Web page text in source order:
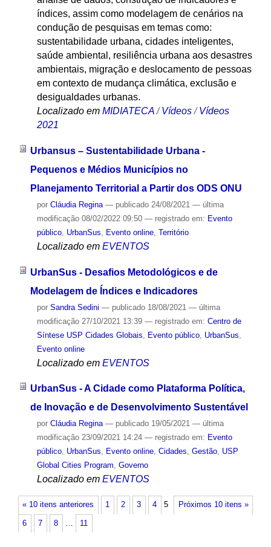
índices, assim como modelagem de cenários na
condução de pesquisas em temas como:
sustentabilidade urbana, cidades inteligentes,
saúde ambiental, resiliência urbana aos desastres
ambientais, migração e deslocamento de pessoas
em contexto de mudança climática, exclusão e
desigualdades urbanas.
Localizado em MIDIATECA /Vídeos /Vídeos
2021
Urbansus – Sustentabilidade Urbana -
Pequenos e Médios Municípios no
Planejamento Territorial a Partir dos ODS ONU
por Cláudia Regina — publicado24/08/2021 — última
modificação08/02/2022 09:50 — registrado em: Evento
público, UrbanSus Evento online, Território
Localizado em EVENTOS
UrbanSus - Desafios Metodológicos e de
Modelagem de Índices e Indicadores
por Sandra Sedini — publicado18/08/2021 — última
modificação27/10/2021 13:39 — registrado em: Centro de
Síntese USP Cidades Globais
Evento público, UrbanSus
Evento online
Localizado em EVENTOS
UrbanSus - A Cidade como Plataforma Política,
de Inovação e de Desenvolvimento Sustentável
por Cláudia Regina — publicado19/05/2021 — última
modificação23/09/2021 14:24 — registrado em: Evento
público, UrbanSus, Evento online, Cidades, Gestão, USP
Global Cities Program, Governo
Localizado em EVENTOS
« 10 itens anteriores Próximos 10 itens »
1 2 3 4 5
6 7 8 … 11